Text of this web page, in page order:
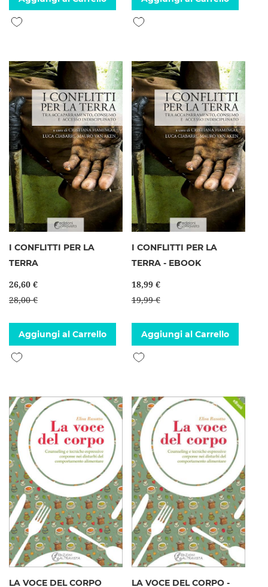
Aggiungi alla lista desideri Aggiungi alla lista desideri
I CONFLITTI PER LA
TERRA
26,60 €
28,00 €
Aggiungi al Carrello
Aggiungi alla lista desideri
I CONFLITTI PER LA
TERRA - EBOOK
18,99 €
19,99 €
Aggiungi al Carrello
Aggiungi alla lista desideri
LA VOCE DEL CORPO
LA VOCE DEL CORPO -